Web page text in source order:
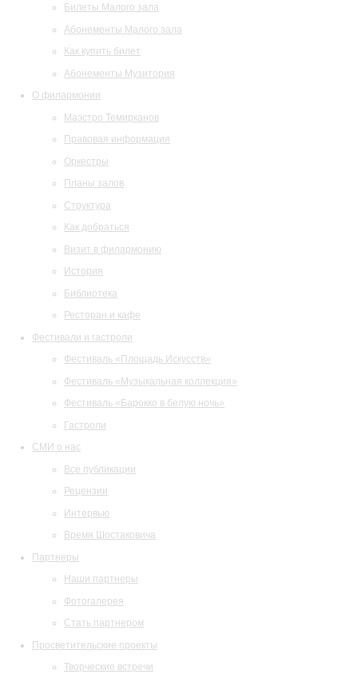
Билеты Малого зала
Абонементы Малого зала
Как купить билет
Абонементы Музитория
О филармонии
Маэстро Темирканов
Правовая информация
Оркестры
Планы залов
Структура
Как добраться
Визит в филармонию
История
Библиотека
Ресторан и кафе
Фестивали и гастроли
Фестиваль «Площадь Искусств»
Фестиваль «Музыкальная коллекция»
Фестиваль «Барокко в белую ночь»
Гастроли
СМИ о нас
Все публикации
Рецензии
Интервью
Время Шостаковича
Партнеры
Наши партнеры
Фотогалерея
Стать партнером
Просветительские проекты
Творческие встречи